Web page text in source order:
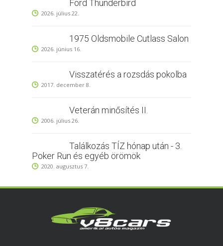
Ford Thunderbird
2026. július 22.
1975 Oldsmobile Cutlass Salon
2026. június 16.
Visszatérés a rozsdás pokolba
2017. december 8.
Veterán minősítés II.
2006. július 26.
Találkozás TÍZ hónap után - 3.
Poker Run és egyéb örömök
2020. augusztus 7.